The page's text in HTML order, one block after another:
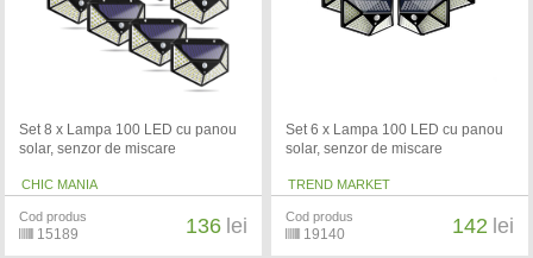
Set 8 x Lampa 100 LED cu panou
solar, senzor de miscare
CHIC MANIA
Cod produs
15189 136 lei
Set 6 x Lampa 100 LED cu panou
solar, senzor de miscare
TREND MARKET
Cod produs
19140 142 lei